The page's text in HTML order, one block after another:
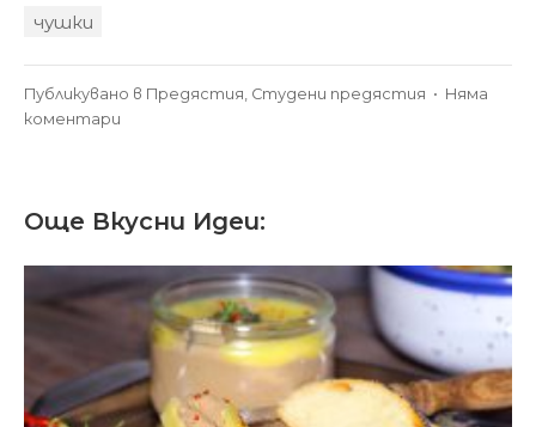
чушки
Публикувано в Предястия Студени предястия • Няма
коментари
сос
сирене
Още Вкусни Идеи: